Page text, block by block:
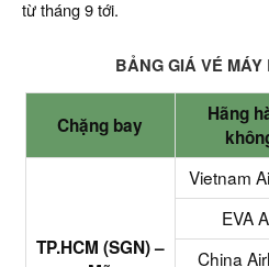
từ tháng 9 tới.
BẢNG GIÁ VÉ
Chặng bay
Hãng
TP.HCM (SGN) –
Vietnam
EVA
China